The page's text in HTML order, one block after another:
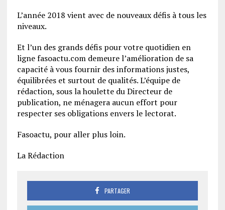
L’année 2018 vient avec de nouveaux défis à tous les
niveaux.
Et l’un des grands défis pour votre quotidien en
ligne fasoactu.com demeure l’amélioration de sa
capacité à vous fournir des informations justes,
équilibrées et surtout de qualités. L’équipe de
rédaction, sous la houlette du Directeur de
publication, ne ménagera aucun effort pour
respecter ses obligations envers le lectorat.
Fasoactu, pour aller plus loin.
La Rédaction
PARTAGER